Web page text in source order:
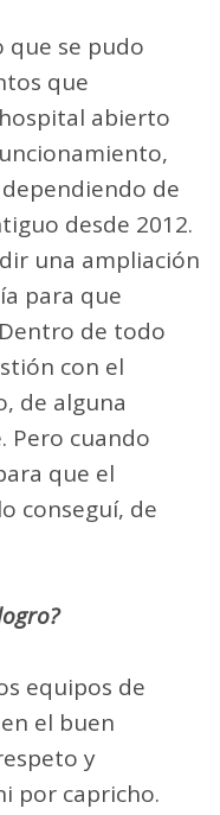
que se pudo
que
abierto
de
desde 2012.
una ampliación
para que
de todo
con el
de alguna
Pero cuando
que el
conseguí, de
equipos de
el buen
y
por capricho.